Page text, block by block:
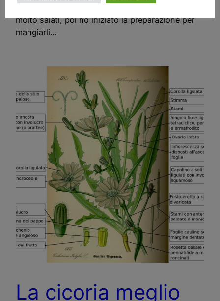
ho presi, ne ho assaggiato qualcuno ed erano
molto salati, poi ho iniziato la preparazione per
mangiarli…
La cicoria meglio